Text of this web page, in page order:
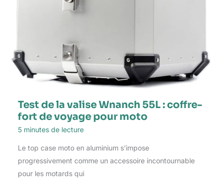
Test de la valise Wnanch 55L : coffre-
fort de voyage pour moto
5 minutes de lecture
Le top case moto en aluminium s’impose
progressivement comme un accessoire incontournable
pour les motards qui